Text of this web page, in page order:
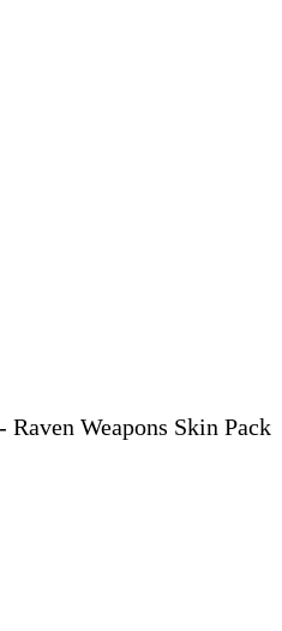
Weapons Skin Pack